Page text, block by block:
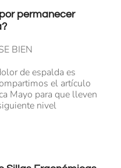
permanecer
BIEN
de espalda es
el artículo
Mayo para que lleven
nivel